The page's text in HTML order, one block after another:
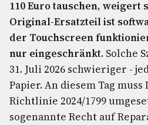
110 Euro tauschen, weigert
Original-Ersatzteil ist
der Touchscreen
nur eingeschränkt. Solche
31. Juli 2026 schwieriger -
Papier. An diesem Tag
Richtlinie 2024/1799
sogenannte Recht auf